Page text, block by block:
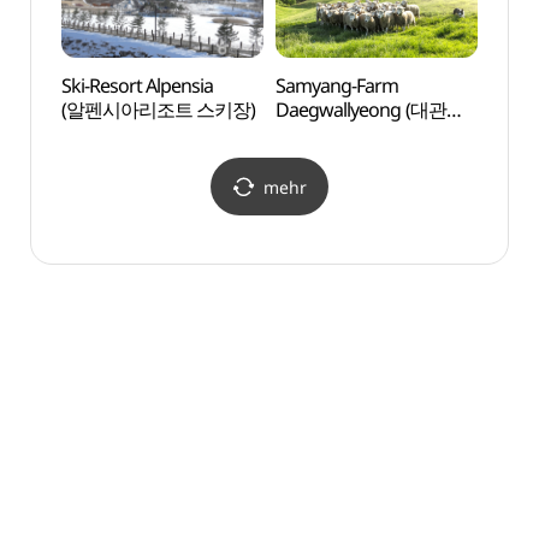
Ski-Resort Alpensia
(알펜시아리조트 스키장)
Samyang-Farm
Daegwallyeong (대관령
mehr